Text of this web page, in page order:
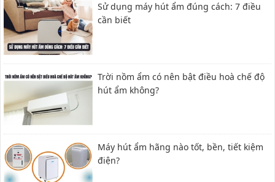
Sử dụng máy hút ẩm đúng cách: 7 điều
cần biết
Trời nồm ẩm có nên bật điều hoà chế độ
hút ẩm không?
Máy hút ẩm hãng nào tốt, bền, tiết kiệm
điện?